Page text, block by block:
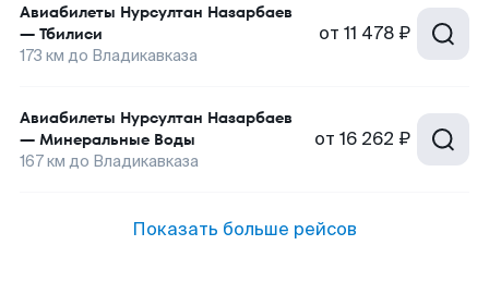
Авиабилеты Нурсултан Назарбаев
— Тбилиси
173 км до Владикавказа
от 11 478 ₽
Авиабилеты Нурсултан Назарбаев
— Минеральные Воды
167км до Владикавказа
от 16 262 ₽
Показать больше рейсов